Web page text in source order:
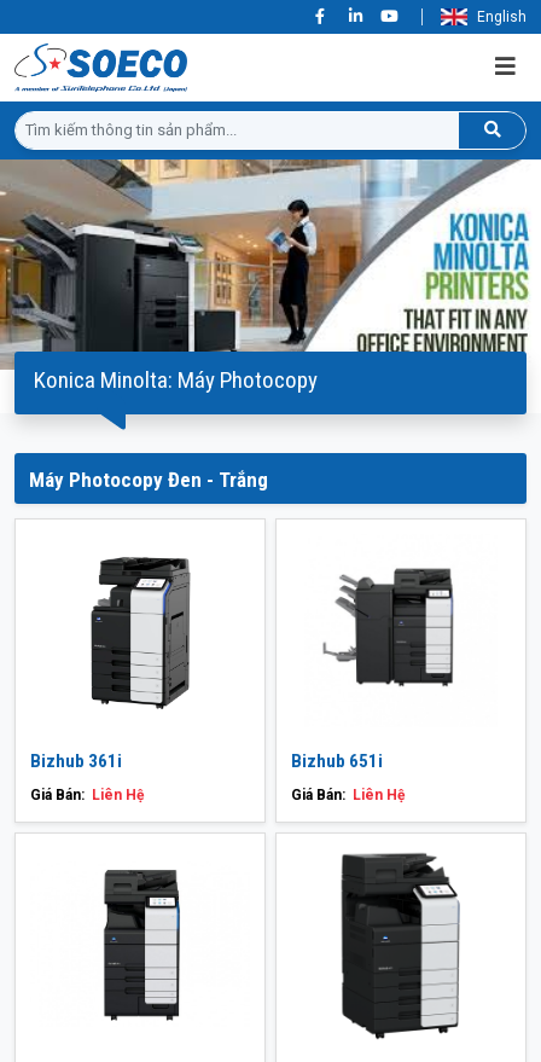
English
Konica Minolta: Máy Photocopy
Máy Photocopy Đen - Trắng
Bizhub 361i
Giá Bán: Liên Hệ
Bizhub 651i
Giá Bán: Liên Hệ